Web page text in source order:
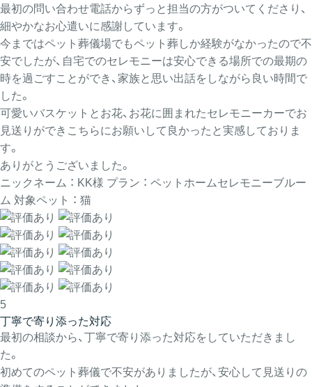
最初の問い合わせ電話からずっと担当の方がついてくださり、
細やかなお心遣いに感謝しています。
今まではペット葬儀場でもペット葬しか経験がなかったので不
安でしたが、自宅でのセレモニーは安心できる場所での最期の
時を過ごすことができ、家族と思い出話をしながら良い時間で
した。
可愛いバスケットとお花、お花に囲まれたセレモニーカーでお
見送りができこちらにお願いして良かったと実感しておりま
す。
ありがとうございました。
ニックネーム ： KK様 プラン ： ペットホームセレモニーブルー
ム 対象ペット ： 猫
5
丁寧で寄り添った対応
最初の相談から、丁寧で寄り添った対応をしていただきまし
た。
初めてのペット葬儀で不安がありましたが、安心して見送りの